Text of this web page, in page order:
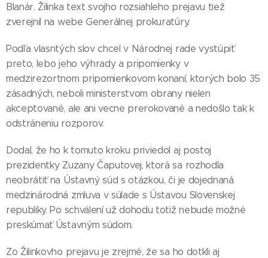
Blanár. Žilinka text svojho rozsiahleho prejavu tiež
zverejnil na webe Generálnej prokuratúry.
Podľa vlasntých slov chcel v Národnej rade vystúpiť
preto, lebo jeho výhrady a pripomienky v
medzirezortnom pripomienkovom konaní, ktorých bolo 35
zásadných, neboli ministerstvom obrany nielen
akceptované, ale ani vecne prerokované a nedošlo tak k
odstráneniu rozporov.
Dodal, že ho k tomuto kroku priviedol aj postoj
prezidentky Zuzany Čaputovej, ktorá sa rozhodla
neobrátiť na Ústavný súd s otázkou, či je dojednaná
medzinárodná zmluva v súlade s Ústavou Slovenskej
republiky. Po schválení už dohodu totiž nebude možné
preskúmať Ústavným súdom.
Zo Žilinkovho prejavu je zrejmé, že sa ho dotkli aj